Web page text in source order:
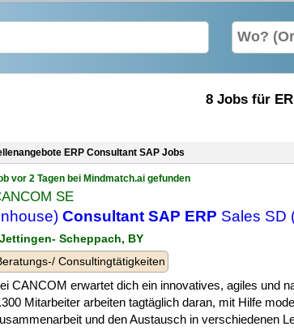
8 Jobs für
ERP Consultant SAP Jobs
vor 2 Tagen bei Mindmatch.ai gefunden
SE
Consultant SAP ERP Sales SD
Jettingen- Scheppach, BY
Consultingtätigkeiten
CANCOM erwartet dich ein innovatives, agiles und
Mitarbeiter arbeiten tagtäglich daran, mit Hilfe
und den Austausch in verschiedenen